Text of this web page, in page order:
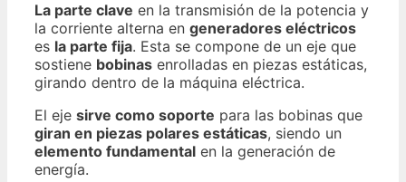
La parte clave en la transmisión de la potencia y
la corriente alterna en generadores eléctricos
es la parte fija. Esta se compone de un eje que
sostiene bobinas enrolladas en piezas estáticas,
girando dentro de la máquina eléctrica.
El eje sirve como soporte para las bobinas que
giran en piezas polares estáticas, siendo un
elemento fundamental en la generación de
energía.